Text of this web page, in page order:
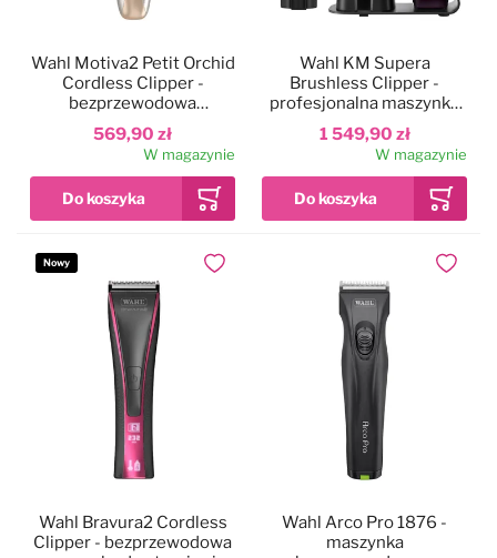
569,90 zł
Wahl Motiva2 Petit Orchid
Cordless Clipper -
bezprzewodowa
maszynka do strzyżenia
psa, złota
W magazynie
1 549,90 zł
Wahl KM Supera
Brushless Clipper -
profesjonalna maszynka
bezprzewodowa z
silnikiem
bezszczotkowym, 2
akumulatory + ostrze nr
10
W magazynie
Nowy
Wahl Bravura2 Cordless
Clipper - bezprzewodowa
Dodaj do ulubionych
Wahl Arco Pro 1876 -
maszynka
Dodaj